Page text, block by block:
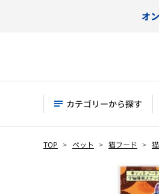
オ
カテゴリーから探す
TOP ペット 猫フード